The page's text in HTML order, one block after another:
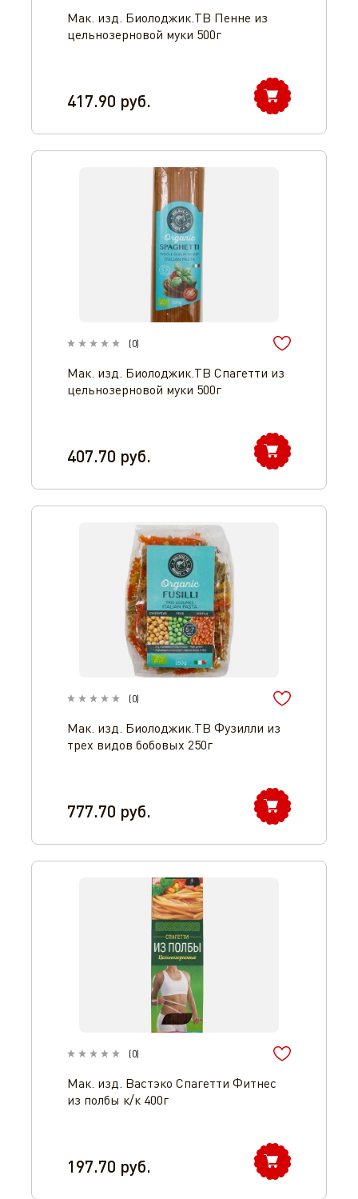
Мак. изд. Биолоджик.ТВ Пенне из
цельнозерновой муки 500г
417.90 руб.
(0)
Мак. изд. Биолоджик.ТВ Спагетти из
цельнозерновой муки 500г
407.70 руб.
(0)
Мак. изд. Биолоджик.ТВ Фузилли из
трех видов бобовых 250г
777.70 руб.
(0)
Мак. изд. Вастэко Спагетти Фитнес
из полбы к/к 400г
197.70 руб.